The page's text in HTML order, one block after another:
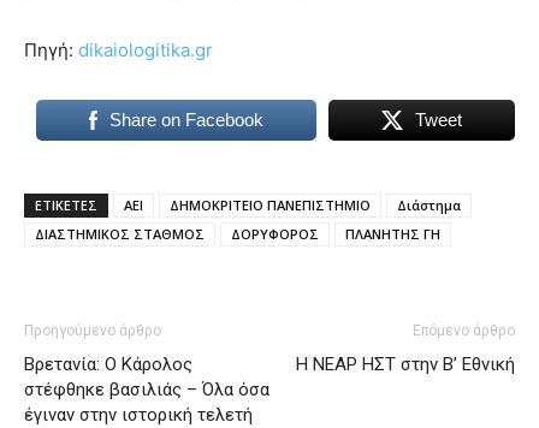
Πηγή: dikaiologitika.gr
Share on Facebook Tweet
ΕΤΙΚΕΤΕΣ ΑΕΙ ΔΗΜΟΚΡΙΤΕΙΟ ΠΑΝΕΠΙΣΤΗΜΙΟ
Διάστημα
ΔΙΑΣΤΗΜΙΚΟΣ ΣΤΑΘΜΟΣ
ΔΟΡΥΦΟΡΟΣ ΠΛΑΝΗΤΗΣ ΓΗ
Προηγούμενο άρθρο
Βρετανία: Ο Κάρολος
στέφθηκε βασιλιάς – Όλα όσα
έγιναν στην ιστορική τελετή
Επόμενο άρθρο
Η ΝΕΑΡ ΗΣΤ στην Β’ Εθνική